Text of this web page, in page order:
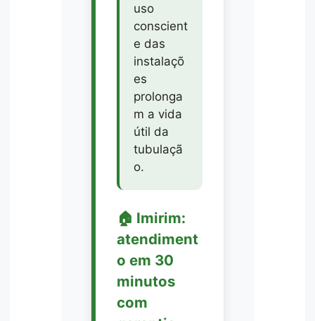
uso
conscient
e das
instalaçõ
es
prolonga
m a vida
útil da
tubulaçã
o.
🏠 Imirim:
atendiment
o em 30
minutos
com